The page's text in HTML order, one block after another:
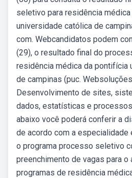
seletivo para residência
universidade católica de
com. Webcandidatos podem
(29), o resultado final do
residência médica da pontifícia
de campinas (puc.
Desenvolvimento de sites,
dados, estatísticas e
abaixo você poderá conferir a
de acordo com a especialidade
o programa processo seletivo
preenchimento de vagas para o
programas de residência